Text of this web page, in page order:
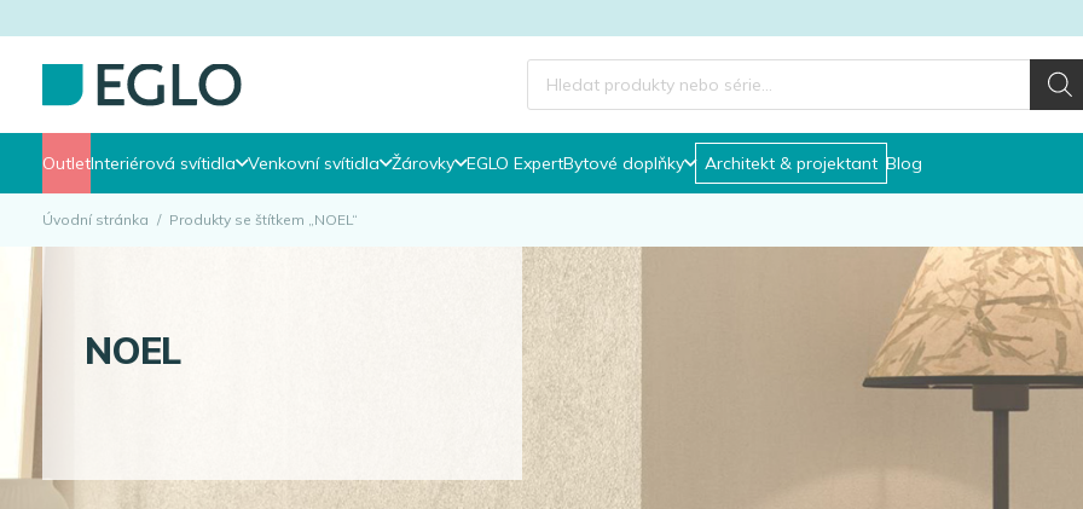
Products
search
OutletInteriérová svítidla Venkovní svítidla Žárovky EGLO ExpertBytové doplňky Architekt & projektant Blog
Úvodní stránka / Produkty se štítkem „NOEL“
NOEL